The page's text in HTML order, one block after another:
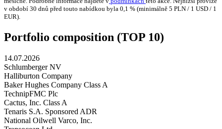
v období 30 dnů před touto nabídkou byla 0,1 % (minimálně 5 PLN / 1 USD / 1
EUR).
Portfolio composition (TOP 10)
14.07.2026
Schlumberger NV
Halliburton Company
Baker Hughes Company Class A
TechnipFMC Plc
Cactus, Inc. Class A
Tenaris S.A. Sponsored ADR
National Oilwell Varco, Inc.